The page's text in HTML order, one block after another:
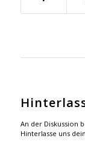
An der Diskussion
Hinterlasse uns